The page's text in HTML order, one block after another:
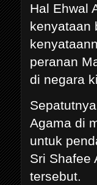
Hal Ehwal
kenyataan
peranan
di negara
Agama di
untuk
Sri Shafee
tersebut.